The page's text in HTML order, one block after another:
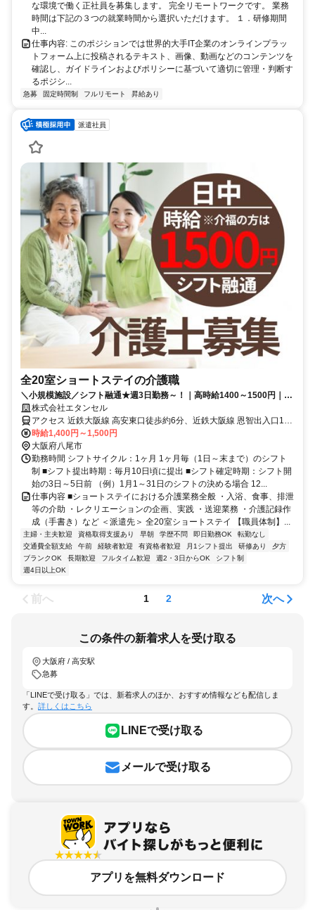
な環境で働く正社員を募集します。 完全リモートワークです。 業務
時間は下記の３つの就業時間から選択いただけます。 １．研修期間
中...
仕事内容: このポジションでは世界的大手IT企業のオンラインプラッ
トフォーム上に投稿されるテキスト、画像、動画などのコンテンツを
確認し、ガイドラインおよびポリシーに基づいて適切に管理・判断す
るポジシ...
急募 固定時間制 フルリモート 昇給あり
派遣社員
全20室ショートステイの介護職
＼小規模施設／シフト融通★週3日勤務～！｜高時給1400～1500円｜希
望休など相談OK◎｜車通勤可能♪
株式会社エタンセル
アクセス 近鉄大阪線 高安東口徒歩約6分、近鉄大阪線 恩智出入口1徒
歩約11分、近鉄大阪線 河内山本南出口徒歩約21分 【勤務地最寄駅】
近鉄大阪線「高安」駅より徒歩10分
時給1,400円～1,500円
大阪府八尾市
勤務時間 シフトサイクル：1ヶ月 1ヶ月毎（1日～末まで）のシフト
制 ■シフト提出時期：毎月10日頃に提出 ■シフト確定時期：シフト開
始の3日～5日前 （例）1月1～31日のシフトの決める場合 12...
仕事内容 ■ショートステイにおける介護業務全般 ・入浴、食事、排泄
等の介助 ・レクリエーションの企画、実践 ・送迎業務 ・介護記録作
成（手書き）など ＜派遣先＞ 全20室ショートステイ 【職員体制】...
主婦・主夫歓迎 資格取得支援あり 早朝 学歴不問 即日勤務OK
転勤なし
交通費全額支給
午前 経験者歓迎 有資格者歓迎 月1シフト提出 研修あり
夕方
ブランクOK
長期歓迎 フルタイム歓迎 週2・3日からOK
シフト制
週4日以上OK
前へ 1 2 次へ
この条件の新着求人を受け取る
大阪府 / 高安駅
急募
「LINEで受け取る」では、新着求人のほか、おすすめ情報なども配信しま
す。 詳しくはこちら
LINEで受け取る
メールで受け取る
アプリを無料ダウンロード